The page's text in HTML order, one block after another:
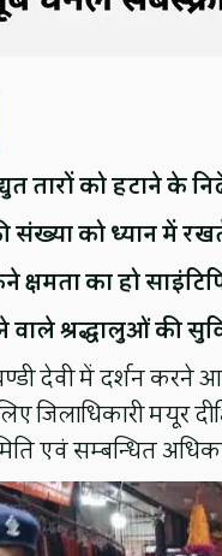
तारों को हटाने के
संख्या को ध्यान में
क्षमता का हो
वाले श्रद्धालुओं की
चण्डी देवी में दर्शन
मयूर
एवं सम्बन्धित